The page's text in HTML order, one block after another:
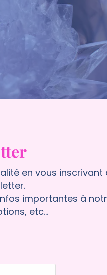
en vous inscrivant
importantes à
etc...